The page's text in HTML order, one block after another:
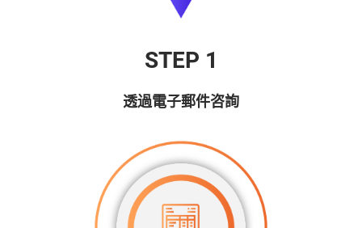
STEP 1
透過電子郵件咨詢